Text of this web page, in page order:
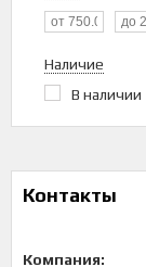
Наличие
В наличии
Контакты